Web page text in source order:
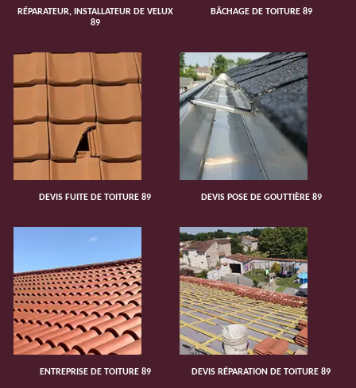
RÉPARATEUR, INSTALLATEUR DE VELUX
89
BÂCHAGE DE TOITURE 89
DEVIS FUITE DE TOITURE 89 DEVIS POSE DE GOUTTIÈRE 89
ENTREPRISE DE TOITURE 89 DEVIS RÉPARATION DE TOITURE 89